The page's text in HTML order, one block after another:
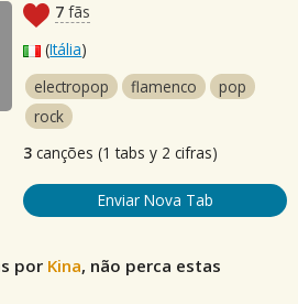
7 fãs
(Itália)
electropop
flamenco
pop
rock
3 canções (1 tabs y 2 cifras)
Enviar Nova Tab
por Kina, não perca estas